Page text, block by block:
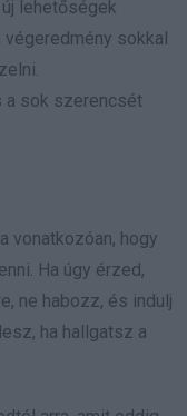
lehetőségek
sokkal
a sok szerencsét
vonatkozóan, hogy
Ha úgy érzed,
ne habozz, és indulj
ha hallgatsz a